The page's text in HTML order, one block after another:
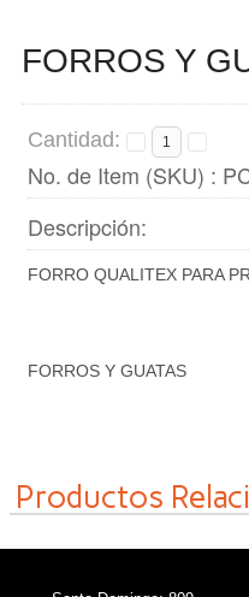
FORROS Y
Cantidad:
No. de Item (SKU) :
Descripción:
FORRO QUALITEX PARA
FORROS Y GUATAS
Productos